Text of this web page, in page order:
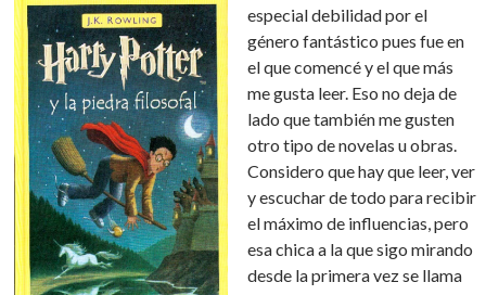
especial debilidad por el
género fantástico pues fue en
el que comencé y el que más
me gusta leer. Eso no deja de
lado que también me gusten
otro tipo de novelas u obras.
Considero que hay que leer, ver
y escuchar de todo para recibir
el máximo de influencias, pero
esa chica a la que sigo mirando
desde la primera vez se llama